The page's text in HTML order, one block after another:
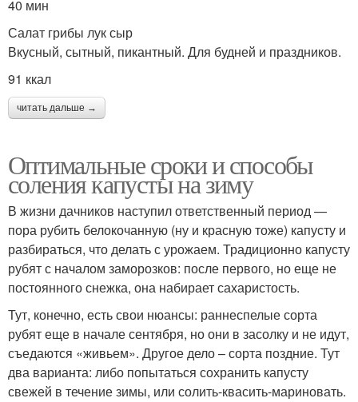
40 мин
Салат грибы лук сыр
Вкусный, сытный, пикантный. Для будней и праздников.
91 ккал
читать дальше →
Оптимальные сроки и способы
соления капусты на зиму
В жизни дачников наступил ответственный период —
пора рубить белокочанную (ну и красную тоже) капусту и
разбираться, что делать с урожаем. Традиционно капусту
рубят с началом заморозков: после первого, но еще не
постоянного снежка, она набирает сахаристость.
Тут, конечно, есть свои нюансы: раннеспелые сорта
рубят еще в начале сентября, но они в засолку и не идут,
съедаются «живьем». Другое дело – сорта поздние. Тут
два варианта: либо попытаться сохранить капусту
свежей в течение зимы, или солить-квасить-мариновать.